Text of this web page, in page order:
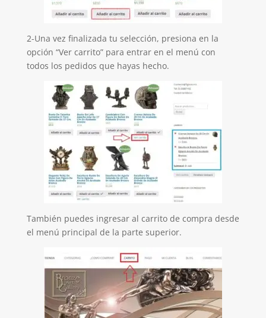
2-Una vez finalizada tu selección, presiona en la
opción “Ver carrito” para entrar en el menú con
todos los pedidos que hayas hecho.
También puedes ingresar al carrito de compra desde
el menú principal de la parte superior.